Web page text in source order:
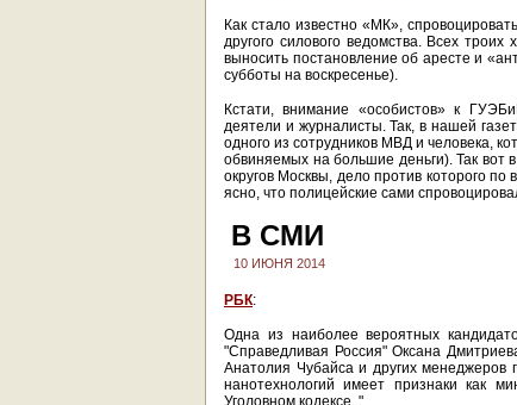
Как стало известно «МК»,
другого силового ведомства. Всех
выносить постановление об аресте и
субботы на воскресенье).
Кстати, внимание «особистов» к
деятели и журналисты. Так, в нашей
одного из сотрудников МВД и человека,
обвиняемых на большие деньги). Так вот
округов Москвы, дело против которого
ясно, что полицейские сами
В СМИ
10 ИЮНЯ 2014
РБК:
Одна из наиболее вероятных
"Справедливая Россия" Оксана
Анатолия Чубайса и других менеджеров
нанотехнологий имеет признаки как
Уголовном кодексе. "